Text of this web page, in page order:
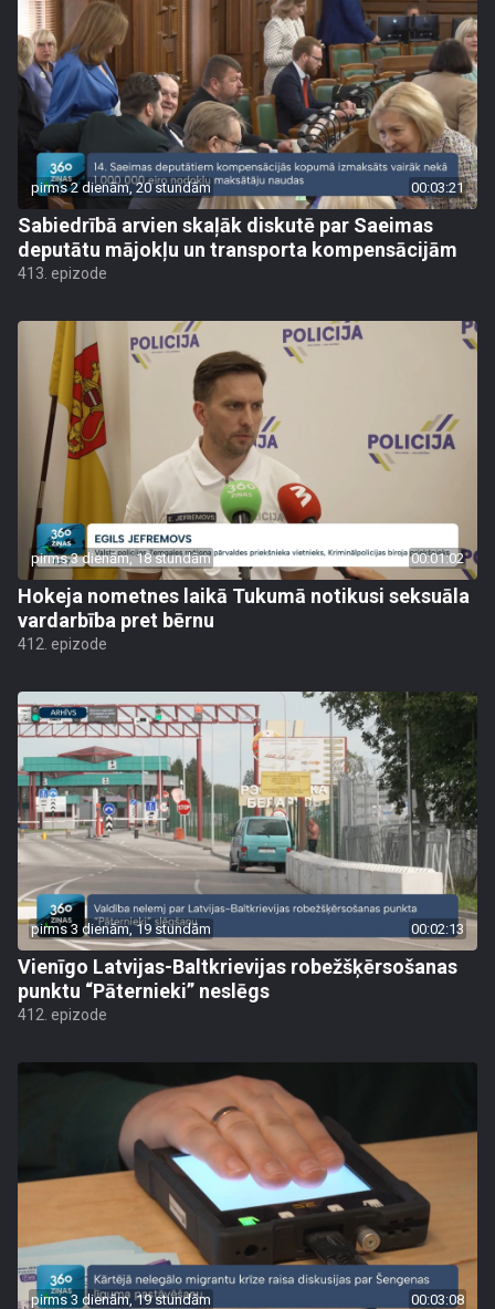
pirms 2 dienām, 20 stundām 00:03:21
Sabiedrībā arvien skaļāk diskutē par Saeimas
deputātu mājokļu un transporta kompensācijām
413. epizode
pirms 3 dienām, 18 stundām 00:01:02
Hokeja nometnes laikā Tukumā notikusi seksuāla
vardarbība pret bērnu
412. epizode
pirms 3 dienām, 19 stundām 00:02:13
Vienīgo Latvijas-Baltkrievijas robežšķērsošanas
punktu “Pāternieki” neslēgs
412. epizode
pirms 3 dienām, 19 stundām 00:03:08